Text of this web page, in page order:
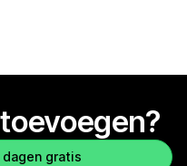
gratis